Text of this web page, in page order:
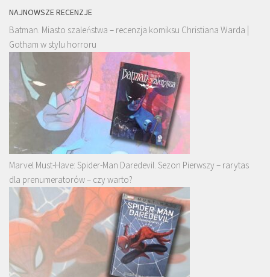
NAJNOWSZE RECENZJE
Batman. Miasto szaleństwa – recenzja komiksu Christiana Warda |
Gotham w stylu horroru
Marvel Must-Have: Spider-Man Daredevil. Sezon Pierwszy – rarytas
dla prenumeratorów – czy warto?